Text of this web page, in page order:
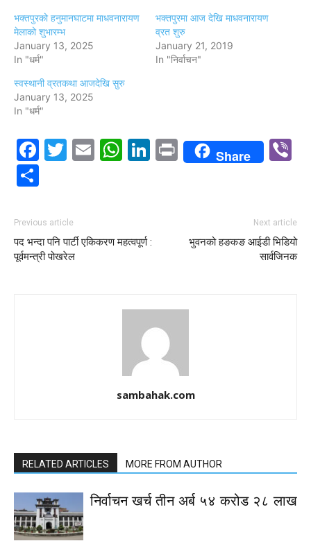
भक्तपुरको हनुमानघाटमा माधवनारायण
मेलाको शुभारम्भ
January 13, 2025
In "धर्म"
भक्तपुरमा आज देखि माधवनारायण
व्रत शुरु
January 21, 2019
In "निर्वाचन"
स्वस्थानी व्रतकथा आजदेखि सुरु
January 13, 2025
In "धर्म"
Facebook
Twitter
EmailWhatsApp
LinkedIn
PrintShare
Previous article
पद भन्दा पनि पार्टी एकिकरण महत्वपूर्ण :
पूर्वमन्त्री पोखरेल
Next article
भुवनको हङकङ आईडी भिडियो
सार्वजिनक
sambahak.com
RELATED ARTICLES MORE FROM AUTHOR
निर्वाचन खर्च तीन अर्ब ५४ करोड २८ लाख